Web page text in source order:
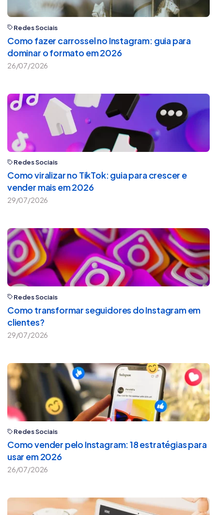
Redes Sociais
Como fazer carrossel no Instagram: guia para
dominar o formato em 2026
26/07/2026
Redes Sociais
Como viralizar no TikTok: guia para crescer e
vender mais em 2026
29/07/2026
Redes Sociais
Como transformar seguidores do Instagram em
clientes?
29/07/2026
Redes Sociais
Como vender pelo Instagram: 18 estratégias para
usar em 2026
26/07/2026